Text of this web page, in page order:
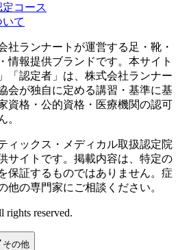
コース
て
社ランナートが運営する足・靴・
情報提供ブランドです。本サイト
「認定者」は、株式会社ランナー
会が独自に定める講習・基準に基
資格・公的資格・医療機関の認可
。
ィックス・メディカル取扱認定院
サイトです。掲載内容は、特定の
保証するものではありません。症
他の専門家にご相談ください。
reserved.
その他